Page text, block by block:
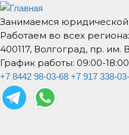
Занимаемся юридической
Работаем во всех
400117, Волгоград, пр. им.
График работы: 09:00-
+7 8442 98-03-68 +7 917 338-